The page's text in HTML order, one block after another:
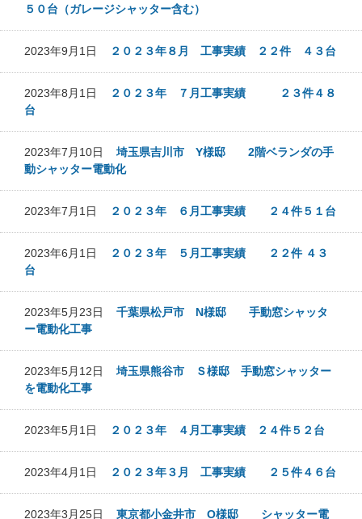
５０台（ガレージシャッター含む）
2023年9月1日 ２０２３年８月 工事実績 ２２件 ４３台
2023年8月1日
２０２３年 ７月工事実績 ２３件４８
台
2023年7月10日 埼玉県吉川市 Y様邸 2階ベランダの手
動シャッター電動化
2023年7月1日 ２０２３年 ６月工事実績 ２４件５１台
2023年6月1日
２０２３年 ５月工事実績 ２２件 ４３
台
2023年5月23日 千葉県松戸市 N様邸 手動窓シャッタ
ー電動化工事
2023年5月12日 埼玉県熊谷市 Ｓ様邸 手動窓シャッター
を電動化工事
2023年5月1日 ２０２３年 ４月工事実績 ２４件５２台
2023年4月1日 ２０２３年３月 工事実績 ２５件４６台
2023年3月25日 東京都小金井市 O様邸 シャッター電